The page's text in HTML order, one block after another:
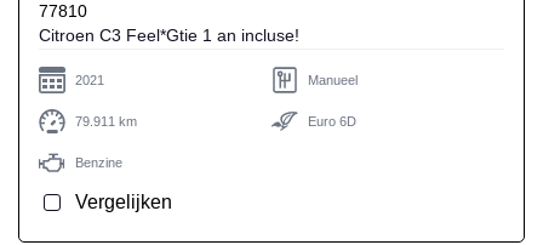
77810
Citroen C3 Feel*Gtie 1 an incluse!
2021 Manueel
79.911 km Euro 6D
Benzine
Vergelijken